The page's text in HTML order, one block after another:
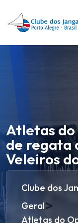
Atletas
de regata
Veleiros
Clube dos
Geral>
Atletas do